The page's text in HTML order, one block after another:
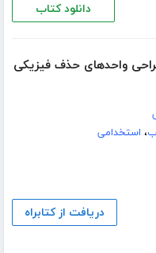
دانلود کتاب
واحدهای حذف فیزیکی
، استخدامی
دریافت از کتابراه